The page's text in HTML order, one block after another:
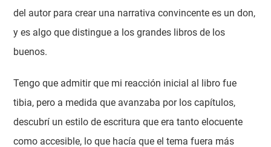
del autor para crear una narrativa convincente es un don,
y es algo que distingue a los grandes libros de los
buenos.
Tengo que admitir que mi reacción inicial al libro fue
tibia, pero a medida que avanzaba por los capítulos,
descubrí un estilo de escritura que era tanto elocuente
como accesible, lo que hacía que el tema fuera más